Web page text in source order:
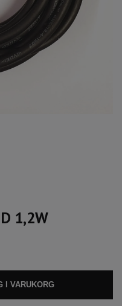
1,2W
I VARUKORG